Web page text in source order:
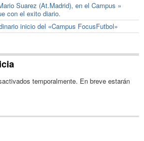
Suarez (At.Madrid), en el Campus »
con el exito diario.
inicio del «Campus FocusFutbol»
temporalmente. En breve estarán